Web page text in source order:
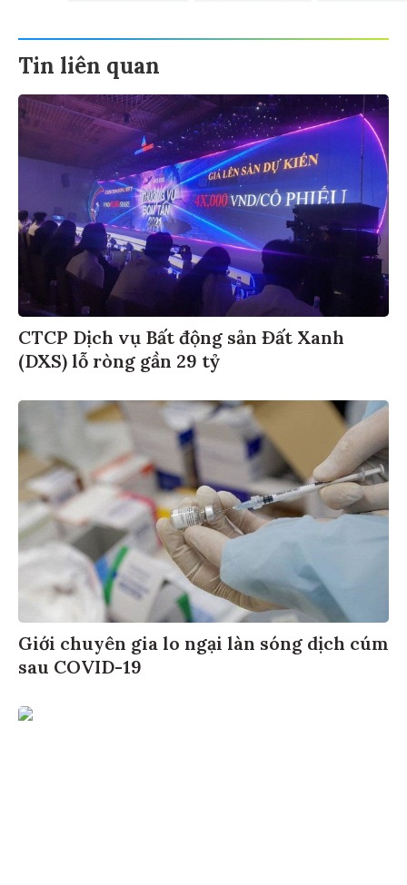
Tin liên quan
CTCP Dịch vụ Bất động sản Đất Xanh
(DXS) lỗ ròng gần 29 tỷ
Giới chuyên gia lo ngại làn sóng dịch cúm
sau COVID-19